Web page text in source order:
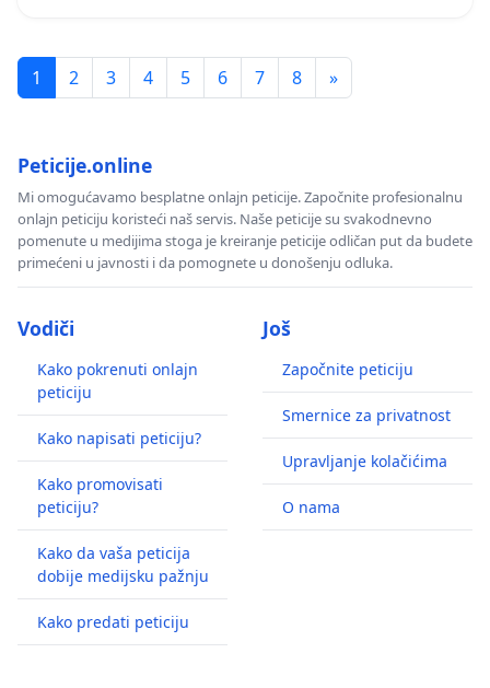
1 2 3 4 5 6 7 8 »
Peticije.online
Mi omogućavamo besplatne onlajn peticije. Započnite profesionalnu
onlajn peticiju koristeći naš servis. Naše peticije su svakodnevno
pomenute u medijima stoga je kreiranje peticije odličan put da budete
primećeni u javnosti i da pomognete u donošenju odluka.
Vodiči
Kako pokrenuti onlajn
peticiju
Kako napisati peticiju?
Kako promovisati
peticiju?
Kako da vaša peticija
dobije medijsku pažnju
Kako predati peticiju
Još
Započnite peticiju
Smernice za privatnost
Upravljanje kolačićima
O nama